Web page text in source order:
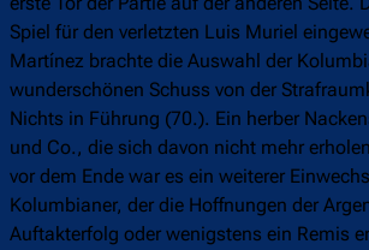
Spiel für den verletzten Luis Muriel
Martínez brachte die Auswahl der
wunderschönen Schuss von der
Nichts in Führung (70.). Ein herber
und Co., die sich davon nicht mehr
vor dem Ende war es ein weiterer
Kolumbianer, der die Hoffnungen der
Auftakterfolg oder wenigstens ein Remis